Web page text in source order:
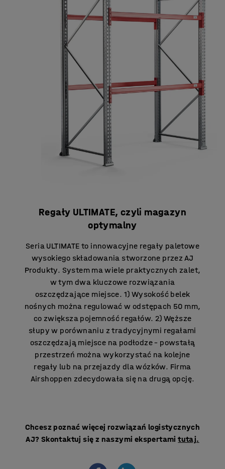
Regały ULTIMATE, czyli magazyn
optymalny
Seria ULTIMATE to innowacyjne regały paletowe
wysokiego składowania stworzone przez AJ
Produkty. System ma wiele praktycznych zalet,
w tym dwa kluczowe rozwiązania
oszczędzające miejsce. 1) Wysokość belek
nośnych można regulować w odstępach 50 mm,
co zwiększa pojemność regałów. 2) Węższe
słupy w porównaniu z tradycyjnymi regałami
oszczędzają miejsce na podłodze – powstałą
przestrzeń można wykorzystać na kolejne
regały lub na przejazdy dla wózków. Firma
Airshoppen zdecydowała się na drugą opcję.
Chcesz poznać więcej rozwiązań logistycznych
AJ? Skontaktuj się z naszymi ekspertamitutaj.